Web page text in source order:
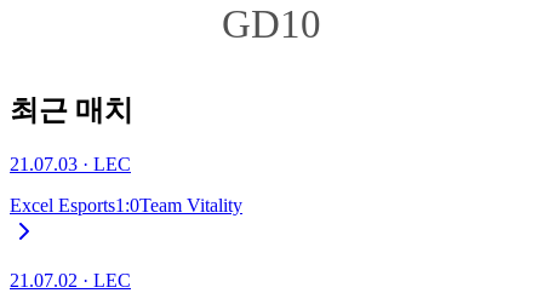
GD10
최근 매치
21.07.03 · LEC
Excel Esports1 :0Team Vitality
21.07.02 · LEC